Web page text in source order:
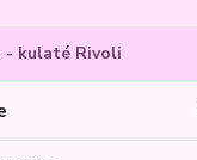
- kulaté Rivoli